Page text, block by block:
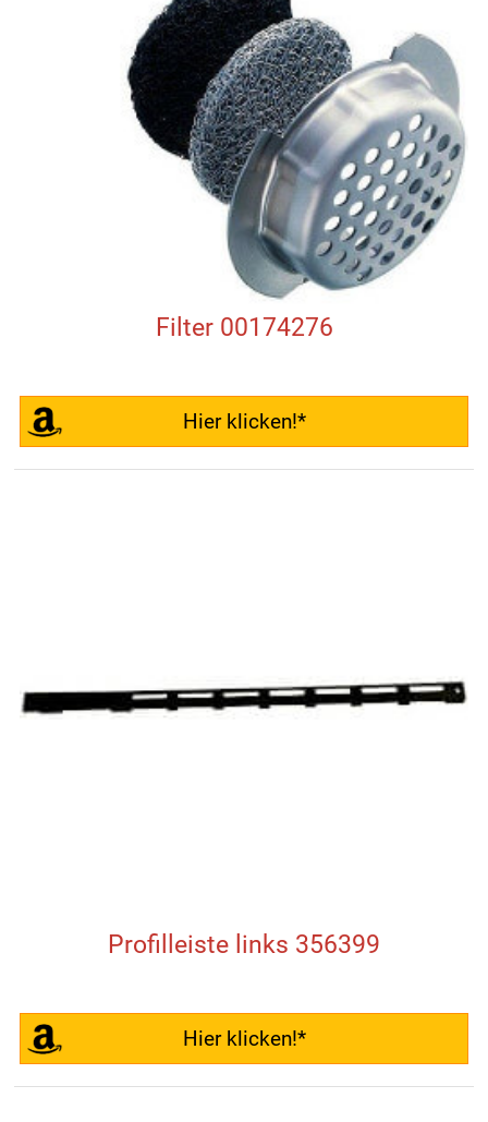
Filter 00174276
Hier klicken!*
Profilleiste links 356399
Hier klicken!*